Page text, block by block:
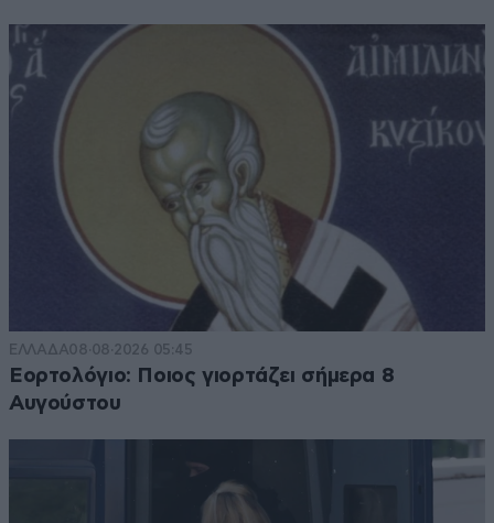
ΕΛΛΑΔΑ08·08·2026 05:45
Εορτολόγιο: Ποιος γιορτάζει σήμερα 8
Αυγούστου